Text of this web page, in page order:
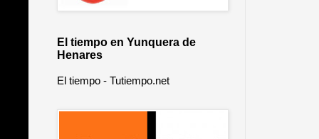
El tiempo en Yunquera de
Henares
El tiempo - Tutiempo.net